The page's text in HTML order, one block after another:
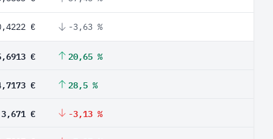
€ -3,63 %
€ 20,65 %
€ 28,5 %
3,671 € -3,13 %